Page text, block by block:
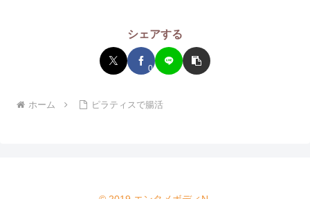
シェアする
0
ホーム ピラティスで腸活